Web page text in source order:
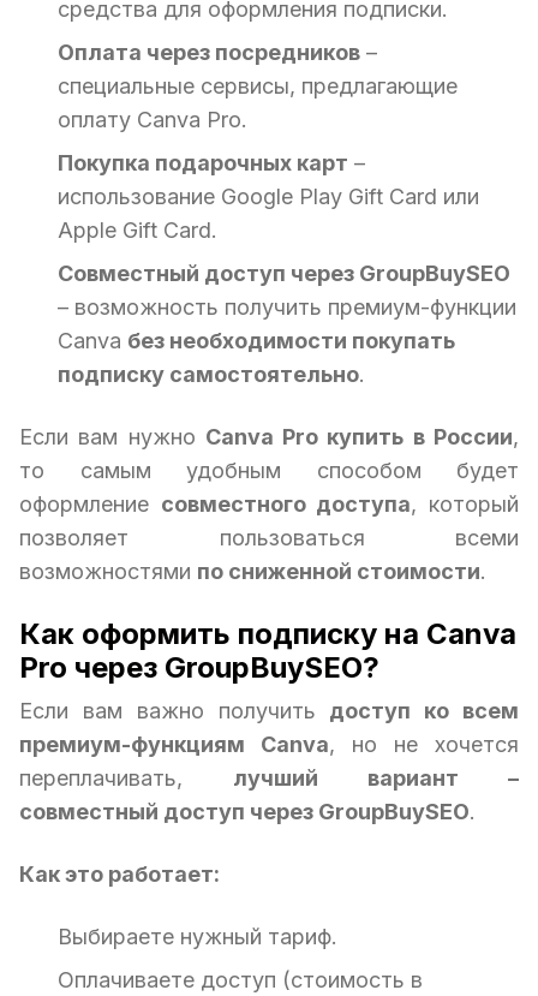
средства для оформления подписки.
Оплата через посредников –
специальные сервисы, предлагающие
оплату Canva Pro.
Покупка подарочных карт –
использование Google Play Gift Card или
Apple Gift Card.
Совместный доступ через GroupBuySEO
– возможность получить премиум-функции
Canva без необходимости покупать
подписку самостоятельно.
Если вам нужно Canva Pro купить в России,
то самым удобным способом будет
оформление совместного доступа, который
позволяет пользоваться всеми
возможностями по сниженной стоимости.
Как оформить подписку на Canva
Pro через GroupBuySEO?
Если вам важно получить доступ ко всем
премиум-функциям Canva, но не хочется
переплачивать, лучший вариант –
совместный доступ через GroupBuySEO.
Как это работает:
Выбираете нужный тариф.
Оплачиваете доступ (стоимость в